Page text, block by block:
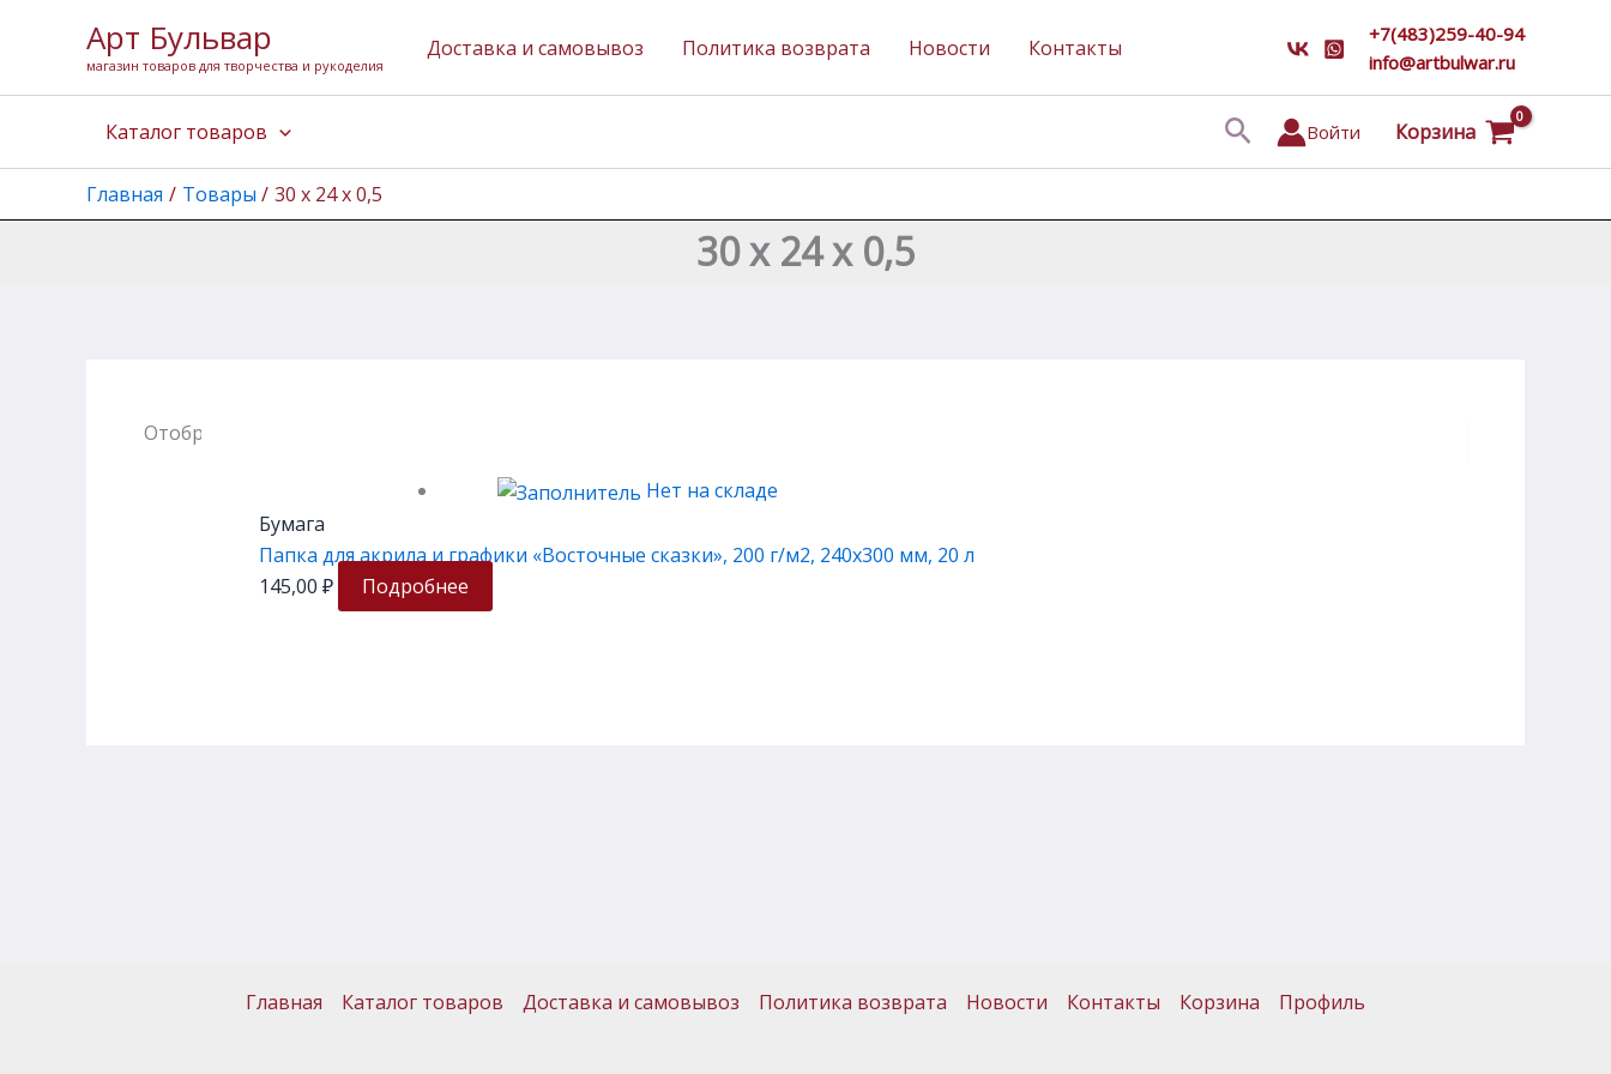
содержимому
Арт Бульвар
магазин товаров для творчества и рукоделия
Доставка и самовывоз Политика возврата Новости Контакты
+7(483)259-40-94
info@artbulwar.ru
Каталог товаров ПоискВойти Корзина
Главная Товары 30 х 24 х 0,5
30 х 24 х 0,5
Отображение единственного товара
Нет на складе
Бумага
Папка для акрила и графики «Восточные сказки», 200 г/м2, 240х300 мм, 20 л
145,00 ₽ Подробнее
Главная Каталог товаров Доставка и самовывоз Политика возврата Новости Контакты Корзина Профиль